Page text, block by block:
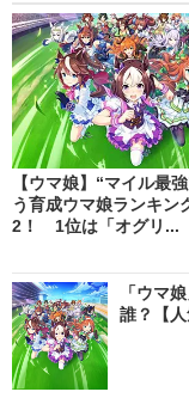
【ウマ娘】“マイル最
う育成ウマ娘ランキン
2！ 1位は「オグリ...
「ウマ
誰？【人